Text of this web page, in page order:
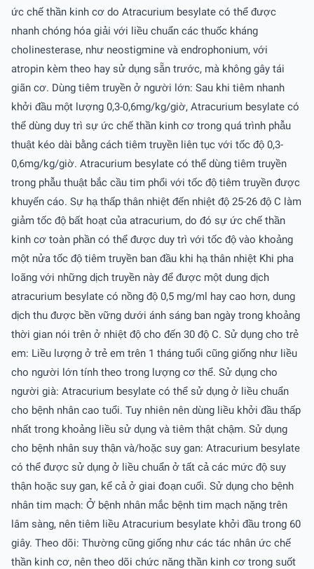
ức chế thần kinh cơ do Atracurium besylate có thể được
nhanh chóng hóa giải với liều chuẩn các thuốc kháng
cholinesterase, như neostigmine và endrophonium, với
atropin kèm theo hay sử dụng sẵn trước, mà không gây tái
giãn cơ. Dùng tiêm truyền ở người lớn: Sau khi tiêm nhanh
khởi đầu một lượng 0,3-0,6mg/kg/giờ, Atracurium besylate có
thể dùng duy trì sự ức chế thần kinh cơ trong quá trình phẫu
thuật kéo dài bằng cách tiêm truyền liên tục với tốc độ 0,3-
0,6mg/kg/giờ. Atracurium besylate có thể dùng tiêm truyền
trong phẫu thuật bắc cầu tim phổi với tốc độ tiêm truyền được
khuyến cáo. Sự hạ thấp thân nhiệt đến nhiệt độ 25-26 độ C làm
giảm tốc độ bất hoạt của atracurium, do đó sự ức chế thần
kinh cơ toàn phần có thể được duy trì với tốc độ vào khoảng
một nửa tốc độ tiêm truyền ban đầu khi hạ thân nhiệt Khi pha
loãng với những dịch truyền này để được một dung dịch
atracurium besylate có nồng độ 0,5 mg/ml hay cao hơn, dung
dịch thu được bền vững dưới ánh sáng ban ngày trong khoảng
thời gian nói trên ở nhiệt độ cho đến 30 độ C. Sử dụng cho trẻ
em: Liều lượng ở trẻ em trên 1 tháng tuổi cũng giống như liều
cho người lớn tính theo trong lượng cơ thể. Sử dụng cho
người già: Atracurium besylate có thể sử dụng ở liều chuẩn
cho bệnh nhân cao tuổi. Tuy nhiên nên dùng liều khởi đầu thấp
nhất trong khoảng liều sử dụng và tiêm thật chậm. Sử dụng
cho bệnh nhân suy thận và/hoặc suy gan: Atracurium besylate
có thể được sử dụng ở liều chuẩn ở tất cả các mức độ suy
thận hoặc suy gan, kể cả ở giai đoạn cuối. Sử dụng cho bệnh
nhân tim mạch: Ở bệnh nhân mắc bệnh tim mạch nặng trên
lâm sàng, nên tiêm liều Atracurium besylate khởi đầu trong 60
giây. Theo dõi: Thường cũng giống như các tác nhân ức chế
thần kinh cơ, nên theo dõi chức năng thần kinh cơ trong suốt